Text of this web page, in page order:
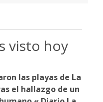
visto hoy
las playas de La
el hallazgo de un